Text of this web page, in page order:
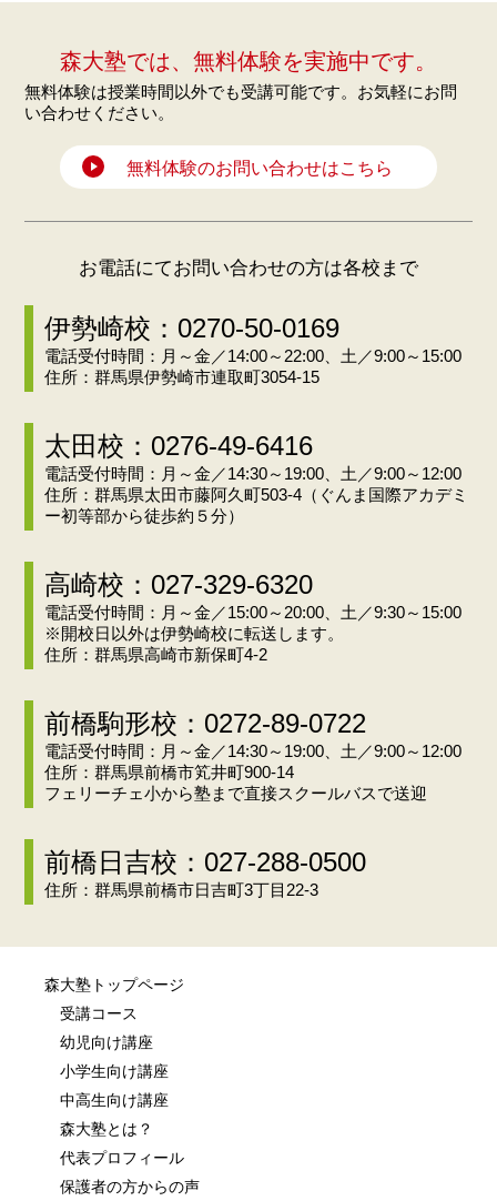
森大塾では、無料体験を実施中です。
無料体験は授業時間以外でも受講可能です。お気軽にお問
い合わせください。
無料体験のお問い合わせはこちら
お電話にてお問い合わせの方は各校まで
伊勢崎校：0270-50-0169
電話受付時間：月～金／14:00～22:00、土／9:00～15:00
住所：群馬県伊勢崎市連取町3054-15
太田校：0276-49-6416
電話受付時間：月～金／14:30～19:00、土／9:00～12:00
住所：群馬県太田市藤阿久町503-4（ぐんま国際アカデミ
ー初等部から徒歩約５分）
高崎校：027-329-6320
電話受付時間：月～金／15:00～20:00、土／9:30～15:00
※開校日以外は伊勢崎校に転送します。
住所：群馬県高崎市新保町4-2
前橋駒形校：0272-89-0722
電話受付時間：月～金／14:30～19:00、土／9:00～12:00
住所：群馬県前橋市笂井町900-14
フェリーチェ小から塾まで直接スクールバスで送迎
前橋日吉校：027-288-0500
住所：群馬県前橋市日吉町3丁目22-3
森大塾トップページ
受講コース
幼児向け講座
小学生向け講座
中高生向け講座
森大塾とは？
代表プロフィール
保護者の方からの声